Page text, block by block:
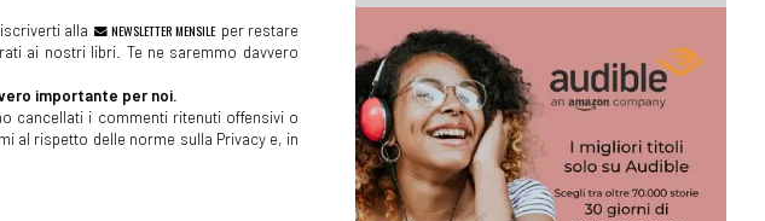
alla NEWSLETTER MENSILE per restare
ai nostri libri. Te ne saremmo davvero
importante per noi.
cancellati i commenti ritenuti offensivi o
al rispetto delle norme sulla Privacy e, in